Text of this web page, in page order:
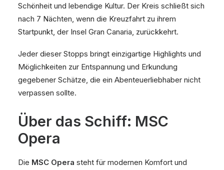
Schönheit und lebendige Kultur. Der Kreis schließt sich
nach 7 Nächten, wenn die Kreuzfahrt zu ihrem
Startpunkt, der Insel Gran Canaria, zurückkehrt.
Jeder dieser Stopps bringt einzigartige Highlights und
Möglichkeiten zur Entspannung und Erkundung
gegebener Schätze, die ein Abenteuerliebhaber nicht
verpassen sollte.
Über das Schiff: MSC
Opera
Die MSC Opera steht für modernen Komfort und